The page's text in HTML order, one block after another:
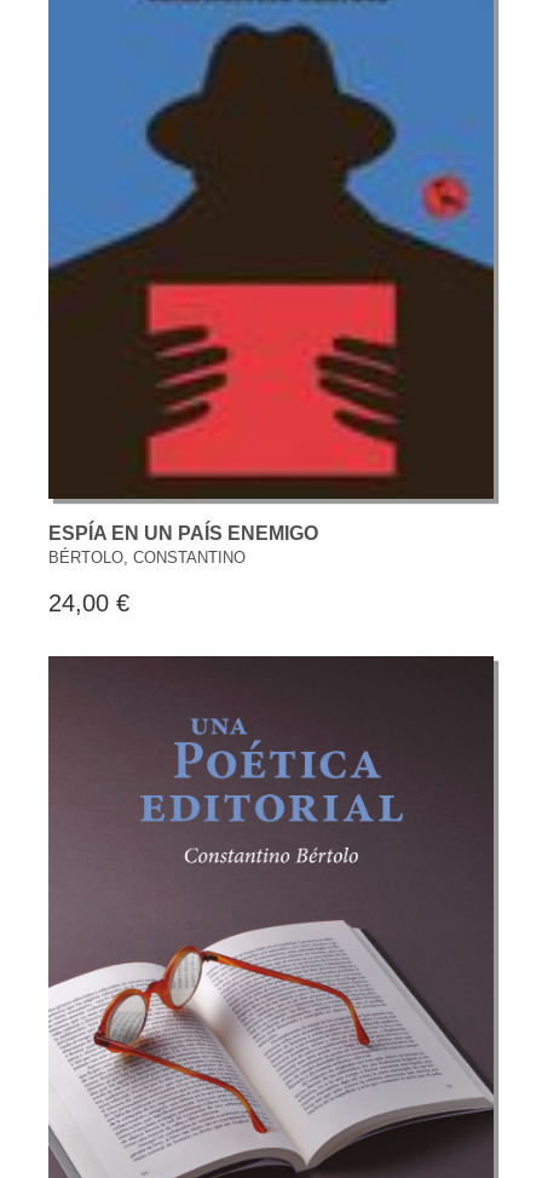
ESPÍA EN UN PAÍS ENEMIGO
BÉRTOLO, CONSTANTINO
24,00 €